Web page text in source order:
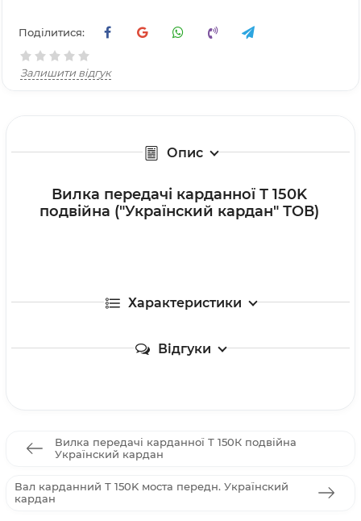
Поділитися:
Залишити відгук
Опис
Вилка передачі карданної Т 150K
подвійна ("Українский кардан" ТОВ)
Характеристики
Відгуки
Вилка передачі карданної Т 150К подвійна
Українский кардан
Вал карданний Т 150K моста передн. Українский
кардан